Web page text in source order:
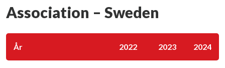
Association – Sweden
År 2022 2023 2024